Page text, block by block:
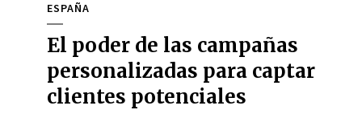
ESPAÑA
El poder de las campañas
personalizadas para captar
clientes potenciales